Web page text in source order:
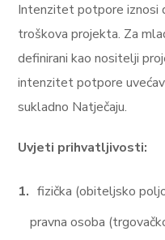
Intenzitet potpore iznosi
troškova projekta. Za
definirani kao nositelji
intenzitet potpore
sukladno Natječaju.
Uvjeti prihvatljivosti:
fizička (obiteljsko
pravna osoba